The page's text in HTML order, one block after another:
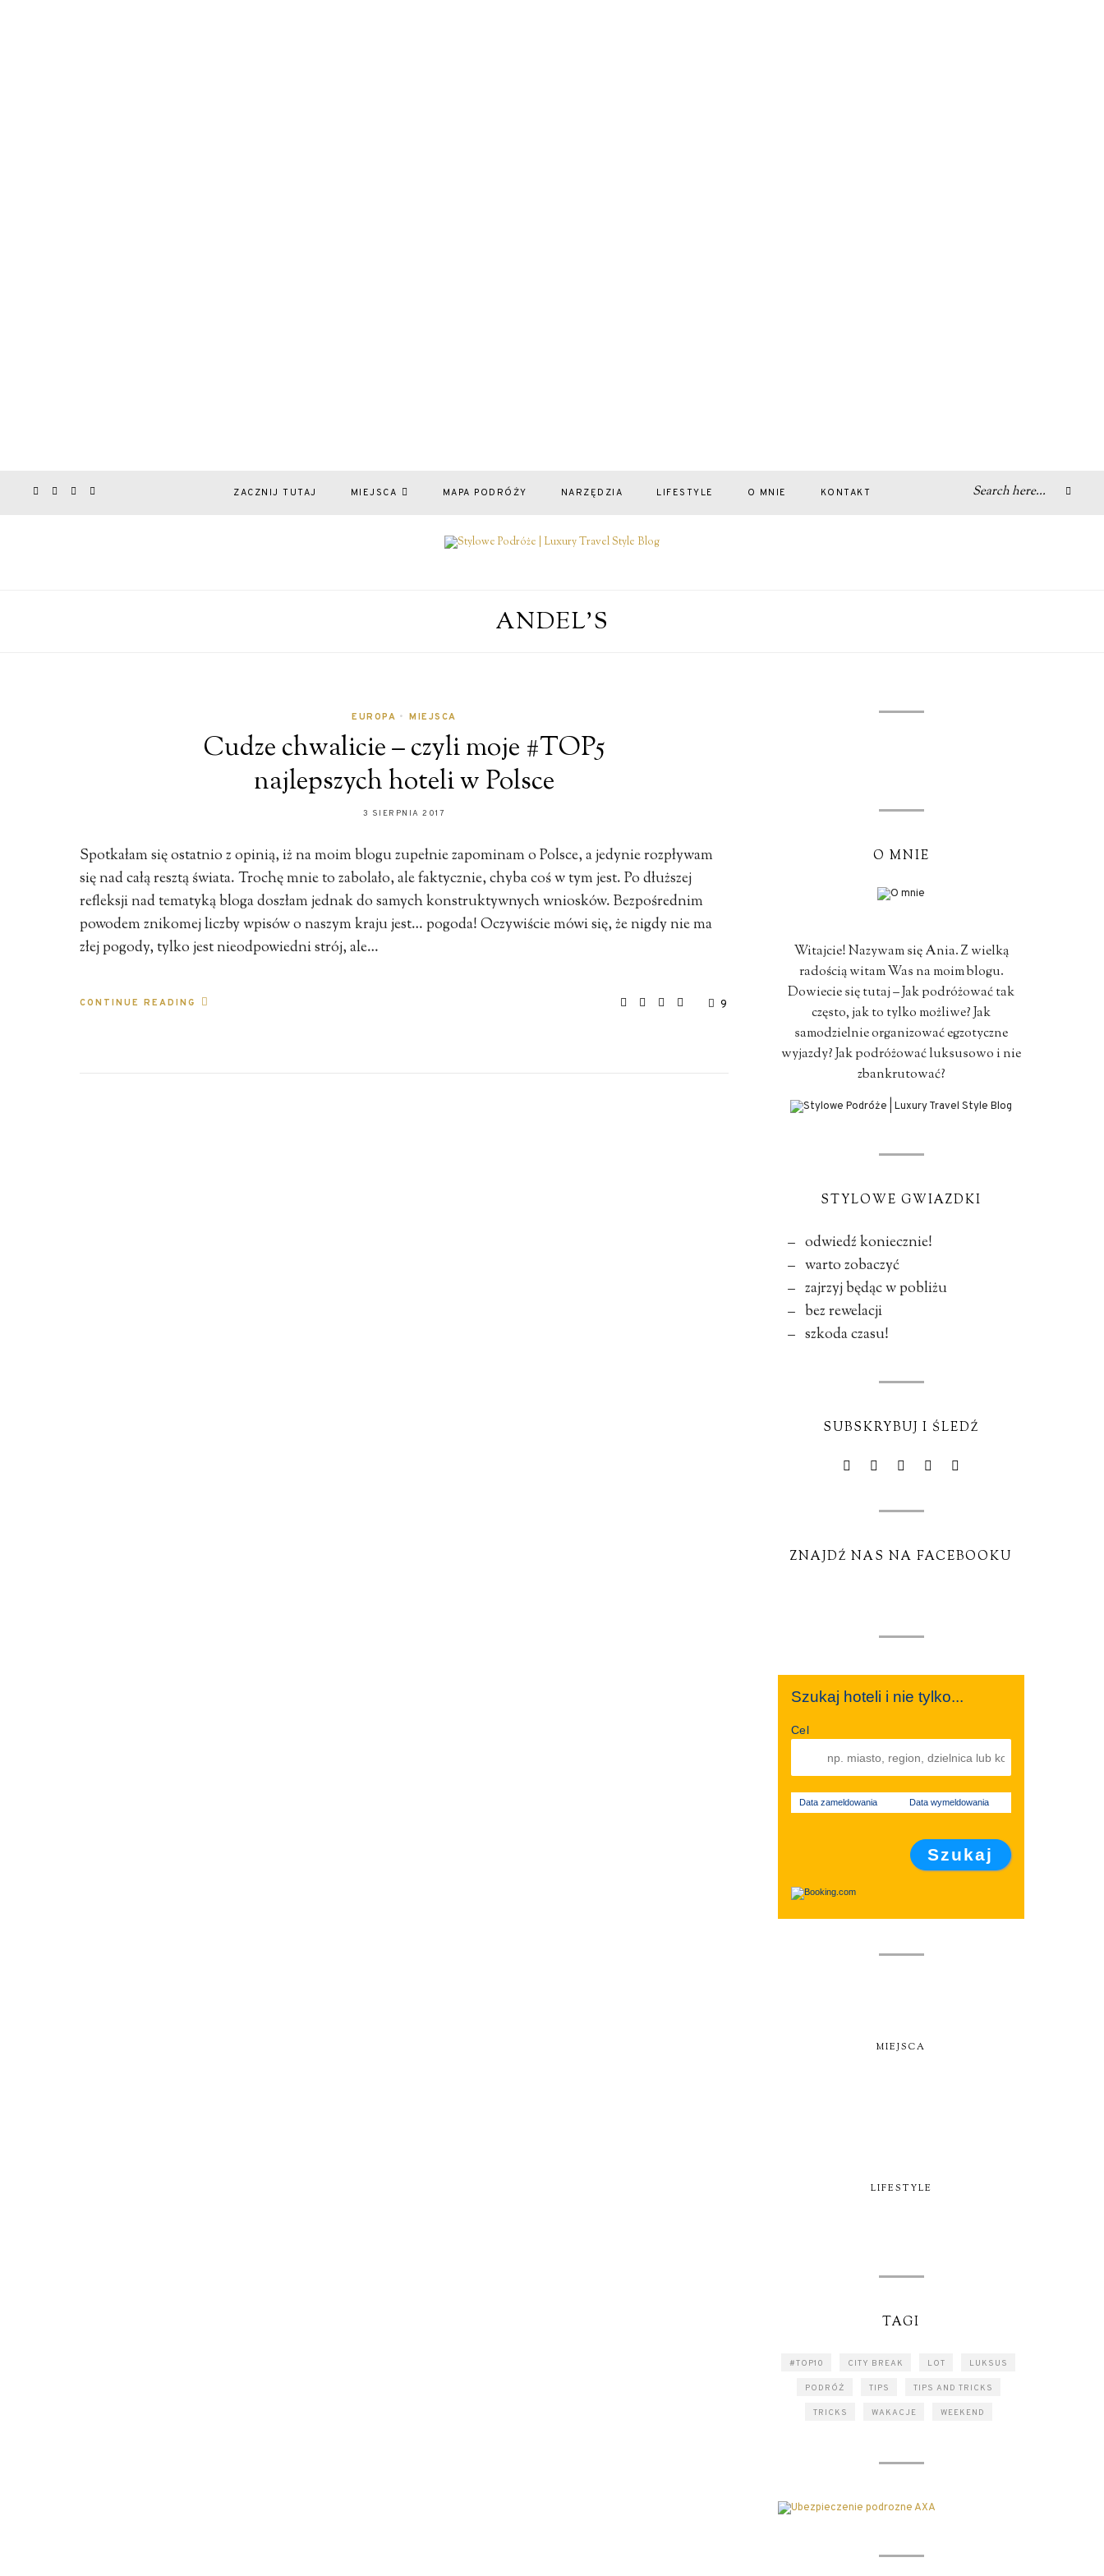
ZACZNIJ TUTAJ MIEJSCA MAPA PODRÓŻY NARZĘDZIA LIFESTYLE O MNIE KONTAKT
ANDEL’S
EUROPA • MIEJSCA
Cudze chwalicie – czyli moje #TOP5
najlepszych hoteli w Polsce
3 SIERPNIA 2017
Spotkałam się ostatnio z opinią, iż na moim blogu zupełnie zapominam o Polsce, a jedynie rozpływam
się nad całą resztą świata. Trochę mnie to zabolało, ale faktycznie, chyba coś w tym jest. Po dłuższej
refleksji nad tematyką bloga doszłam jednak do samych konstruktywnych wniosków. Bezpośrednim
powodem znikomej liczby wpisów o naszym kraju jest… pogoda! Oczywiście mówi się, że nigdy nie ma
złej pogody, tylko jest nieodpowiedni strój, ale…
CONTINUE READING 9
O MNIE
Witajcie! Nazywam się Ania. Z wielką
radością witam Was na moim blogu.
Dowiecie się tutaj – Jak podróżować tak
często, jak to tylko możliwe? Jak
samodzielnie organizować egzotyczne
wyjazdy? Jak podróżować luksusowo i nie
zbankrutować?
STYLOWE GWIAZDKI
– odwiedź koniecznie!
– warto zobaczyć
– zajrzyj będąc w pobliżu
– bez rewelacji
– szkoda czasu!
SUBSKRYBUJ I ŚLEDŹ
ZNAJDŹ NAS NA FACEBOOKU
Szukaj hoteli i nie tylko...
Cel
Data zameldowania Data wymeldowania
MIEJSCA
LIFESTYLE
TAGI
#TOP10 CITY BREAK LOT LUKSUS
PODRÓŻ TIPS TIPS AND TRICKS
TRICKS WAKACJE WEEKEND